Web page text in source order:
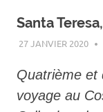
Santa
27 JANVIER 2020
Quatrième et
voyage au